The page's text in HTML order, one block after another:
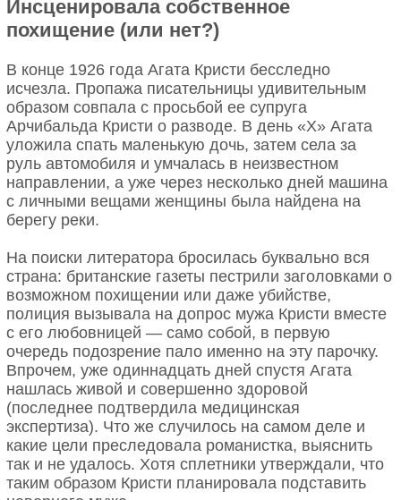
Инсценировала собственное
похищение (или нет?)
В конце 1926 года Агата Кристи бесследно
исчезла. Пропажа писательницы удивительным
образом совпала с просьбой ее супруга
Арчибальда Кристи о разводе. В день «Х» Агата
уложила спать маленькую дочь, затем села за
руль автомобиля и умчалась в неизвестном
направлении, а уже через несколько дней машина
с личными вещами женщины была найдена на
берегу реки.
На поиски литератора бросилась буквально вся
страна: британские газеты пестрили заголовками о
возможном похищении или даже убийстве,
полиция вызывала на допрос мужа Кристи вместе
с его любовницей — само собой, в первую
очередь подозрение пало именно на эту парочку.
Впрочем, уже одиннадцать дней спустя Агата
нашлась живой и совершенно здоровой
(последнее подтвердила медицинская
экспертиза). Что же случилось на самом деле и
какие цели преследовала романистка, выяснить
так и не удалось. Хотя сплетники утверждали, что
таким образом Кристи планировала подставить